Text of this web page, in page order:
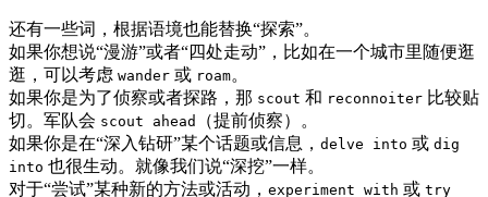
还有一些词，根据语境也能替换“探索”。
如果你想说“漫游”或者“四处走动”，比如在一个城市里随便逛
逛，可以考虑 wander 或 roam。
如果你是为了侦察或者探路，那 scout 和 reconnoiter 比较贴
切。军队会 scout ahead
（提前侦察）。
如果你是在“深入钻研”某个话题或信息， delve into 或 dig
into 也很生动。就像我们说“深挖”一样。
对于“尝试”某种新的方法或活动， experiment with 或 try